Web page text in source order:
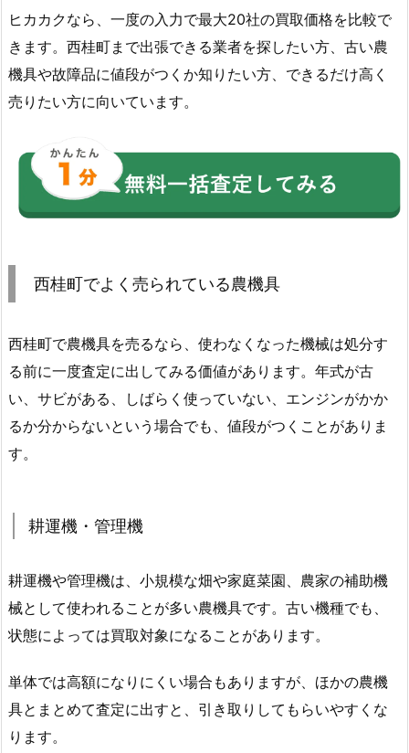
ヒカカクなら、一度の入力で最大20社の買取価格を比較で
きます。西桂町まで出張できる業者を探したい方、古い農
機具や故障品に値段がつくか知りたい方、できるだけ高く
売りたい方に向いています。
西桂町でよく売られている農機具
西桂町で農機具を売るなら、使わなくなった機械は処分す
る前に一度査定に出してみる価値があります。年式が古
い、サビがある、しばらく使っていない、エンジンがかか
るか分からないという場合でも、値段がつくことがありま
す。
耕運機・管理機
耕運機や管理機は、小規模な畑や家庭菜園、農家の補助機
械として使われることが多い農機具です。古い機種でも、
状態によっては買取対象になることがあります。
単体では高額になりにくい場合もありますが、ほかの農機
具とまとめて査定に出すと、引き取りしてもらいやすくな
ります。